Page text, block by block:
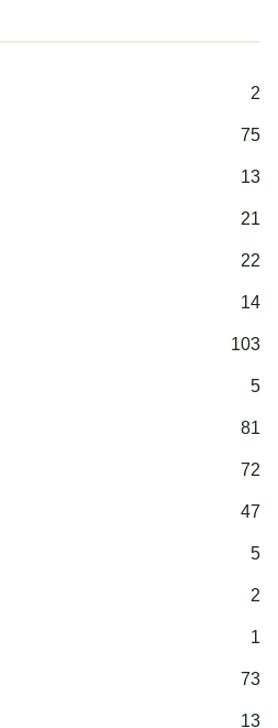
2
75
13
21
22
14
103
5
81
72
47
5
2
1
73
13